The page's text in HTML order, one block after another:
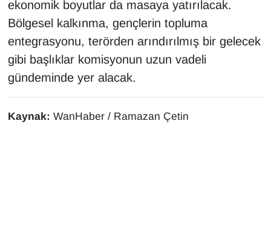
ekonomik boyutlar da masaya yatırılacak.
Bölgesel kalkınma, gençlerin topluma
entegrasyonu, terörden arındırılmış bir gelecek
gibi başlıklar komisyonun uzun vadeli
gündeminde yer alacak.
Kaynak: WanHaber / Ramazan Çetin